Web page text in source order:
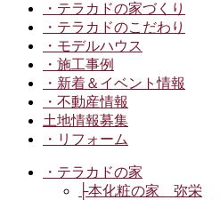
・テラカドの家づくり
・テラカドのこだわり
・モデルハウス
・施工事例
・新着＆イベント情報
・不動産情報
土地情報募集
・リフォーム
・テラカドの家
├本化粧の家 弥栄